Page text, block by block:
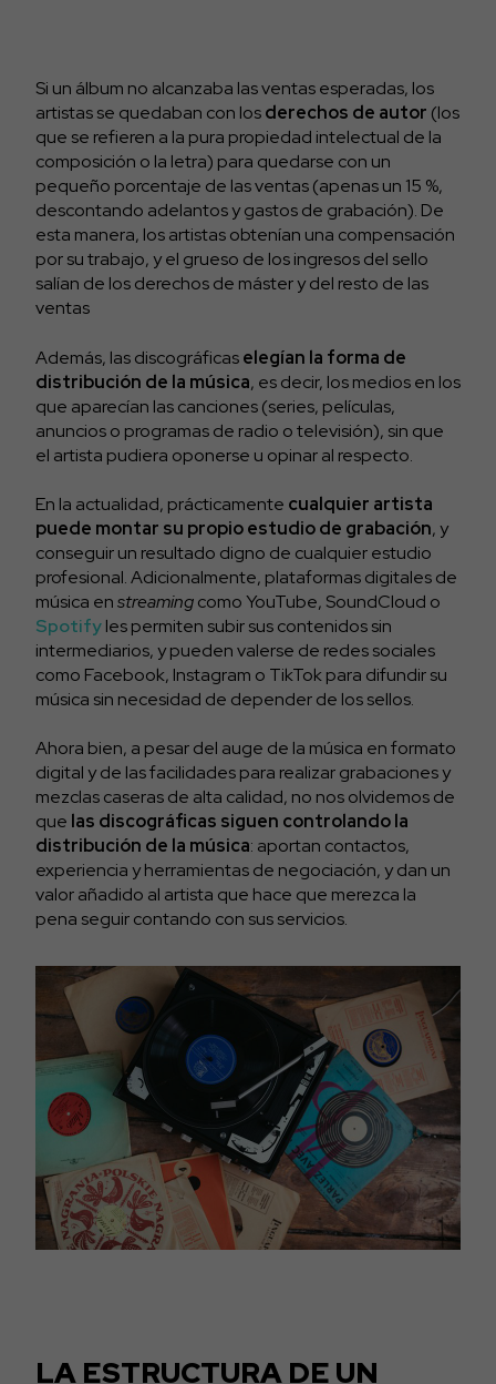
Si un álbum no alcanzaba las ventas esperadas, los
artistas se quedaban con losderechos de autor (los
que se refieren a la pura propiedad intelectual de la
composición o la letra) para quedarse con un
pequeño porcentaje de las ventas (apenas un 15 %,
descontando adelantos y gastos de grabación). De
esta manera, los artistas obtenían una compensación
por su trabajo, y el grueso de los ingresos del sello
salían de los derechos de máster y del resto de las
ventas
Además, las discográficaselegían la forma de
distribución de la música, es decir, los medios en los
que aparecían las canciones (series, películas,
anuncios o programas de radio o televisión), sin que
el artista pudiera oponerse u opinar al respecto.
En la actualidad, prácticamente cualquier artista
puede montar su propio estudio de grabación, y
conseguir un resultado digno de cualquier estudio
profesional. Adicionalmente, plataformas digitales de
música enstreamingcomo YouTube, SoundCloud o
Spotifyles permiten subir sus contenidos sin
intermediarios, y pueden valerse de redes sociales
como Facebook, Instagram o TikTok para difundir su
música sin necesidad de depender de los sellos.
Ahora bien, a pesar del auge de la música en formato
digital y de las facilidades para realizar grabaciones y
mezclas caseras de alta calidad, no nos olvidemos de
que las discográficas siguen controlando la
distribución de la música: aportan contactos,
experiencia y herramientas de negociación, y dan un
valor añadido al artista que hace que merezca la
pena seguir contando con sus servicios.
LA ESTRUCTURA DE UN